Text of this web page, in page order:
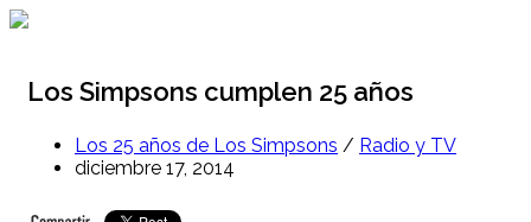
Ir
Los Simpsons cumplen 25 años
Los 25 años de Los Simpsons / Radio y TV
diciembre 17, 2014